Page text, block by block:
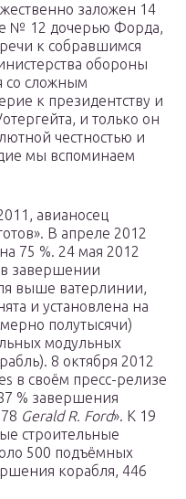
заложен 14
№ 12 дочерью Форда,
к собравшимся
обороны
со сложным
к президентству и
и только он
честностью и
мы вспоминаем
авианосец
В апреле 2012
75 %. 24 мая 2012
в завершении
выше ватерлинии,
и установлена на
полутысячи)
модульных
8 октября 2012
в своём пресс-релизе
% завершения
Gerald R. Ford». К 19
строительные
500 подъёмных
корабля, 446